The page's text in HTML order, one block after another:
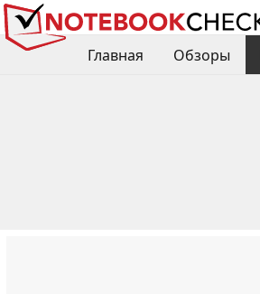
Главная Обзоры